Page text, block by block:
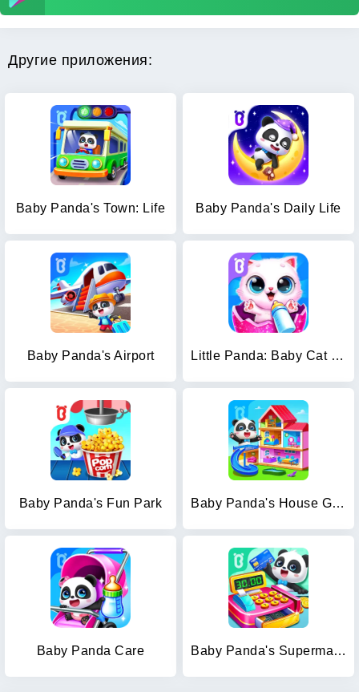
Другие приложения:
Baby Panda's Town: Life Baby Panda's Daily Life
Baby Panda's Airport Little Panda: Baby Cat Daycare
Baby Panda's Fun Park Baby Panda's House Games
Baby Panda Care Baby Panda's Supermarket